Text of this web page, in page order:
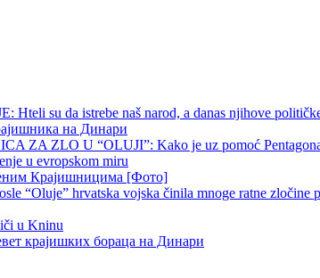
su da istrebe naš narod, a danas njihove
на Динари
ZLO U “OLUJI”: Kako je uz pomoć Pentagona
u evropskom miru
Крајишницима [Фото]
hrvatska vojska činila mnoge ratne zločine
u Kninu
крајишких бораца на Динари